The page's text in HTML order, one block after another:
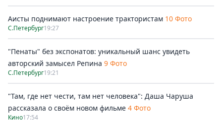
Аисты поднимают настроение трактористам 10 Фото
С.Петербург19:27
"Пенаты" без экспонатов: уникальный шанс увидеть
авторский замысел Репина 9 Фото
С.Петербург19:21
"Там, где нет чести, там нет человека": Даша Чаруша
рассказала о своём новом фильме 4 Фото
Кино17:54